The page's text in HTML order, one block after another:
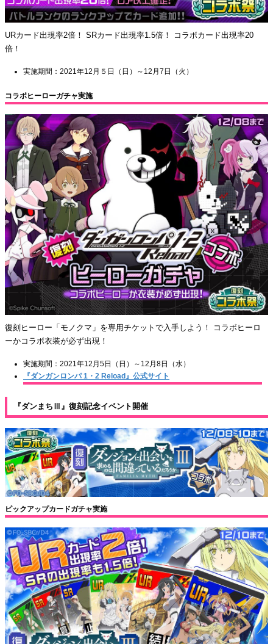
URカード出現率2倍！ SRカード出現率1.5倍！ コラボカード出現率20
倍！
実施期間：2021年12月５日（日）～12月7日（火）
コラボヒーローガチャ実施
復刻ヒーロー「モノクマ」を専用チケットで入手しよう！ コラボヒーロ
ーかコラボ衣装が必ず出現！
実施期間：2021年12月5日（日）～12月8日（水）
『ダンガンロンパ 1・2 Reload』公式サイト
『ダンまちⅢ』復刻記念イベント開催
ピックアップカードガチャ実施